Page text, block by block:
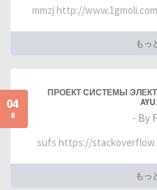
mmzj http://
もっ
04
8
ПРОЕКТ СИСТЕМЫ
- By
sufs https://
もっ